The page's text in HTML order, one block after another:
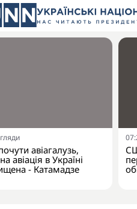
авіагалузь,
авіація в Україні
- Катамадзе